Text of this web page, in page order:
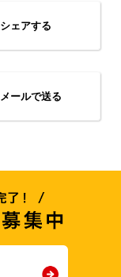
シェアする
メールで送る